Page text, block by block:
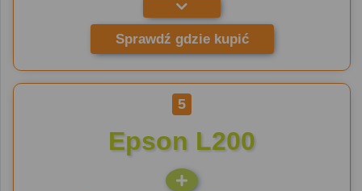
Sprawdź gdzie kupić
5
Epson L200